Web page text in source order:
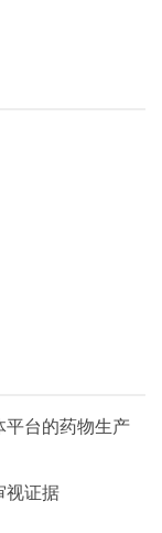
平台的药物生产
证据